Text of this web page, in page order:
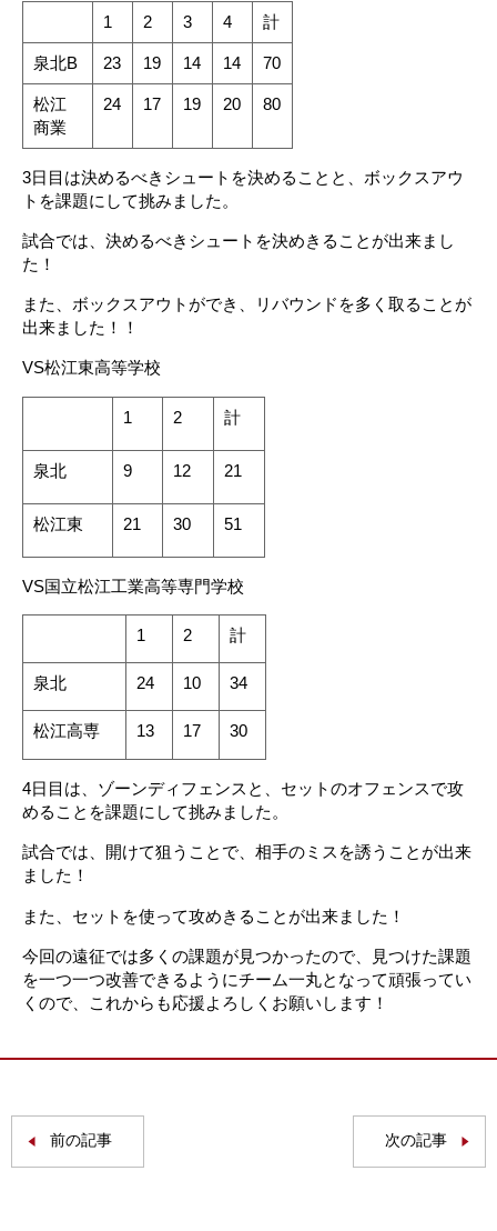
1 2 3 4 計
泉北B 23 19 14 14 70
松江
商業
24 17 19 20 80
3日目は決めるべきシュートを決めることと、ボックスアウ
トを課題にして挑みました。
試合では、決めるべきシュートを決めきることが出来まし
た！
また、ボックスアウトができ、リバウンドを多く取ることが
出来ました！！
VS松江東高等学校
1 2 計
泉北 9 12 21
松江東 21 30 51
VS国立松江工業高等専門学校
1 2 計
泉北 24 10 34
松江高専 13 17 30
4日目は、ゾーンディフェンスと、セットのオフェンスで攻
めることを課題にして挑みました。
試合では、開けて狙うことで、相手のミスを誘うことが出来
ました！
また、セットを使って攻めきることが出来ました！
今回の遠征では多くの課題が見つかったので、見つけた課題
を一つ一つ改善できるようにチーム一丸となって頑張ってい
くので、これからも応援よろしくお願いします！
前の記事 次の記事